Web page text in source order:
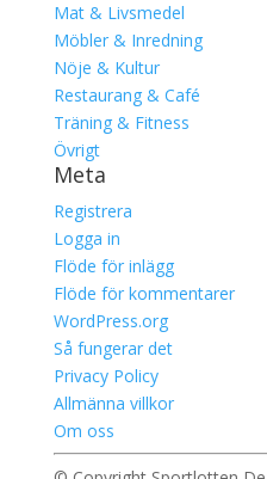
Mat & Livsmedel
Möbler & Inredning
Nöje & Kultur
Restaurang & Café
Träning & Fitness
Övrigt
Meta
Registrera
Logga in
Flöde för inlägg
Flöde för kommentarer
WordPress.org
Så fungerar det
Privacy Policy
Allmänna villkor
Om oss